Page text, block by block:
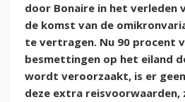
door Bonaire in het verleden
de komst van de
te vertragen. Nu 90 procent
besmettingen op het eiland
wordt veroorzaakt, is er
deze extra reisvoorwaarden,